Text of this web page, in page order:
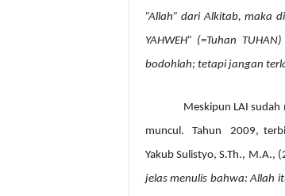
”Allah” dari Alkitab, maka
YAHWEH” (=Tuhan
bodohlah; tetapi jangan
Meskipun LAI
muncul.
Tahun 2009,
Yakub Sulistyo, S.Th., M.A.,
jelas menulis bahwa: Allah